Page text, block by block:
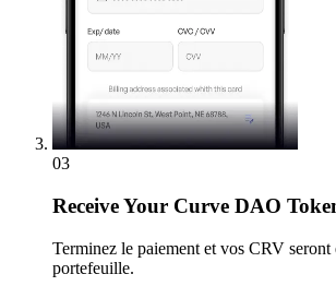
03
ReceiveYour Curve DAO
Terminez le paiement et vos CRV seront
portefeuille.